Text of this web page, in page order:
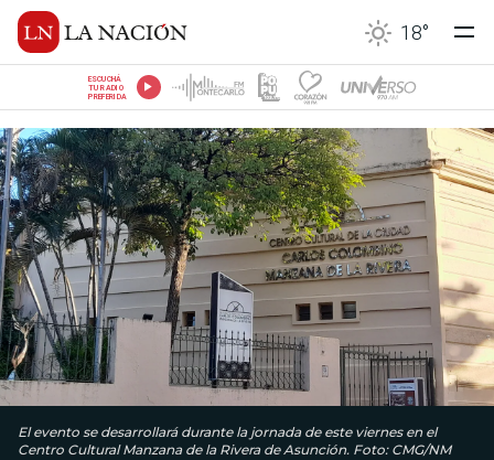
18°
ESCUCHÁ
TU RADIO
PREFERIDA
El evento se desarrollará durante la jornada de este viernes en el
Centro Cultural Manzana de la Rivera de Asunción. Foto: CMG/NM